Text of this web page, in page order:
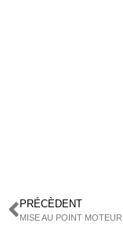
PRÉCÈDENT
MISE AU POINT